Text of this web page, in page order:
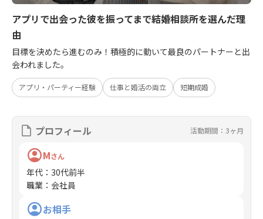
アプリで出会った彼を振ってまで結婚相談所を選んだ理
由
目標を決めたら進むのみ！積極的に動いて最良のパートナーと出
会われました。
アプリ・パーティー経験 仕事と婚活の両立 短期成婚
プロフィール 活動期間：3ヶ月
Mさん
年代 ： 30代前半
職業 ： 会社員
お相手